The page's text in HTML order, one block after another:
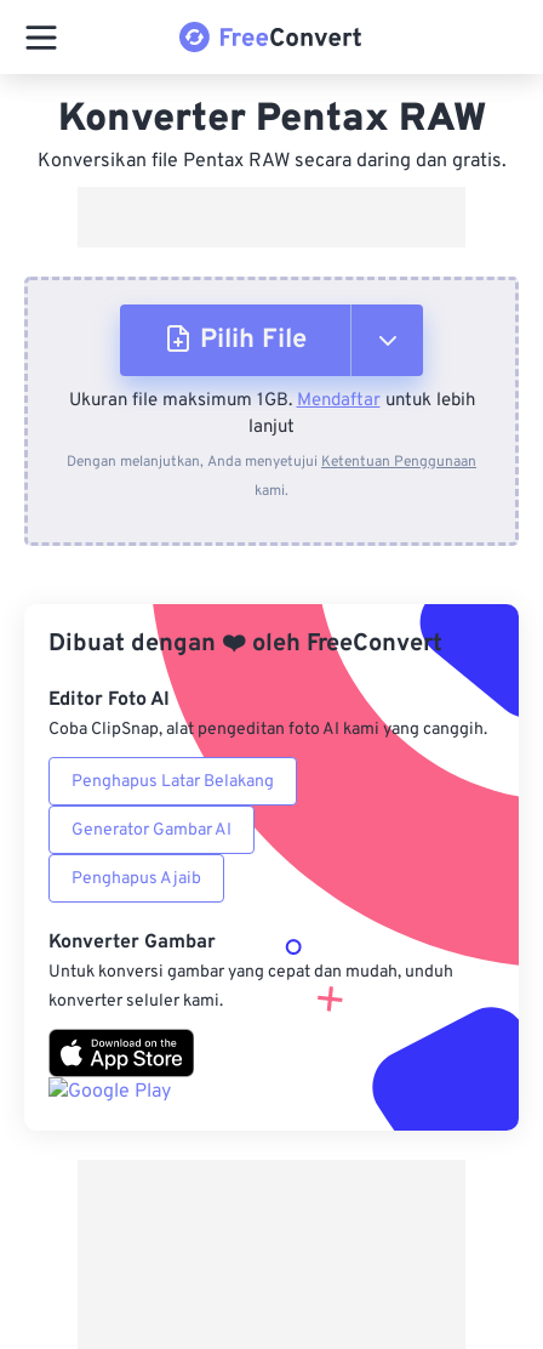
Konverter Pentax RAW
Konversikan file Pentax RAW secara daring dan gratis.
Pilih File
Dari Perangkat
Dari Dropbox
Dari Url
Ukuran file maksimum 1GB.Mendaftaruntuk lebih
lanjut
Dengan melanjutkan, Anda menyetujui Ketentuan Penggunaan
kami.
Dibuat dengan ❤️ oleh FreeConvert
Editor Foto AI
Coba ClipSnap, alat pengeditan foto AI kami yang canggih.
Penghapus Latar Belakang
Generator Gambar AI
Penghapus Ajaib
Konverter Gambar
Untuk konversi gambar yang cepat dan mudah, unduh
konverter seluler kami.